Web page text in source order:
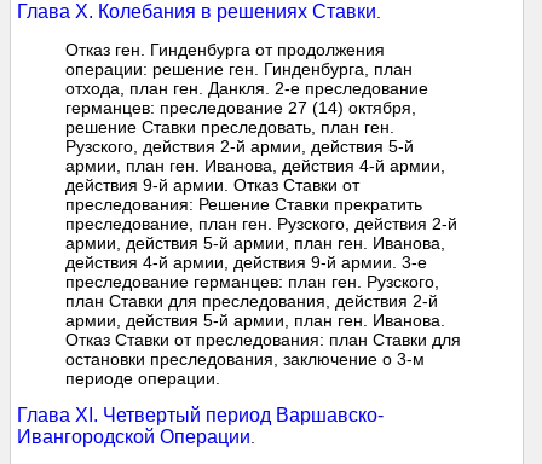
Глава X. Колебания в решениях Ставки
Отказ ген. Гинденбурга от продолжения
операции: решение ген. Гинденбурга, план
отхода, план ген. Данкля. 2-е преследование
германцев: преследование 27 (14) октября,
решение Ставки преследовать, план ген.
Рузского, действия 2-й армии, действия 5-й
армии, план ген. Иванова, действия 4-й армии,
действия 9-й армии. Отказ Ставки от
преследования: Решение Ставки прекратить
преследование, план ген. Рузского, действия 2-й
армии, действия 5-й армии, план ген. Иванова,
действия 4-й армии, действия 9-й армии. 3-е
преследование германцев: план ген. Рузского,
план Ставки для преследования, действия 2-й
армии, действия 5-й армии, план ген. Иванова.
Отказ Ставки от преследования: план Ставки для
остановки преследования, заключение о 3-м
периоде операции.
Глава XI. Четвертый период Варшавско-
Ивангородской Операции